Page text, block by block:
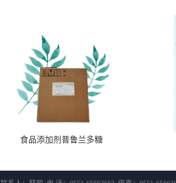
食品添加剂普鲁兰多糖